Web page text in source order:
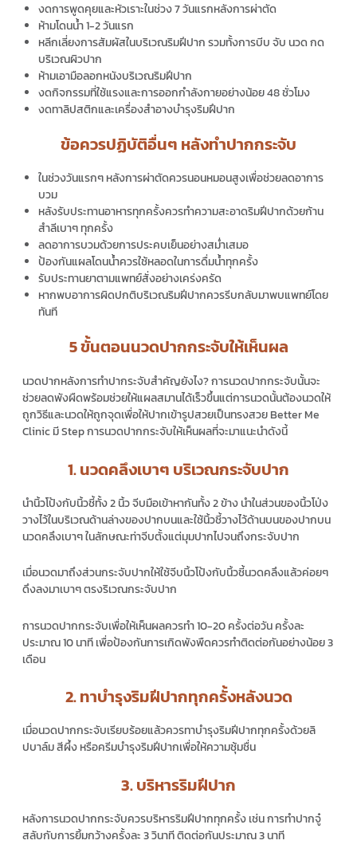
งดการพูดคุยและหัวเราะในช่วง 7 วันแรกหลังการผ่าตัด
ห้ามโดนน้ำ 1-2 วันแรก
หลีกเลี่ยงการสัมผัสในบริเวณริมฝีปาก รวมทั้งการบีบ จับ นวด กด
บริเวณผิวปาก
ห้ามเอามือลอกหนังบริเวณริมฝีปาก
งดกิจกรรมที่ใช้แรงและการออกกำลังกายอย่างน้อย 48 ชั่วโมง
งดทาลิปสติกและเครื่องสำอางบำรุงริมฝึปาก
ข้อควรปฏิบัติอื่นๆ หลังทำปากกระจับ
ในช่วงวันแรกๆ หลังการผ่าตัดควรนอนหมอนสูงเพื่อช่วยลดอาการ
บวม
หลังรับประทานอาหารทุกครั้งควรทำความสะอาดริมฝีปากด้วยก้าน
สำลีเบาๆ ทุกครั้ง
ลดอาการบวมด้วยการประคบเย็นอย่างสม่ำเสมอ
ป้องกันแผลโดนน้ำควรใช้หลอดในการดื่มน้ำทุกครั้ง
รับประทานยาตามแพทย์สั่งอย่างเคร่งครัด
หากพบอาการผิดปกติบริเวณริมฝีปากควรรีบกลับมาพบแพทย์โดย
ทันที
5 ขั้นตอนนวดปากกระจับให้เห็นผล
นวดปากหลังการทำปากระจับสำคัญยังไง? การนวดปากกระจับนั้นจะ
ช่วยลดพังผืดพร้อมช่วยให้แผลสมานได้เร็วขึ้นแต่การนวดนั้นต้องนวดให้
ถูกวิธีและนวดให้ถูกจุดเพื่อให้ปากเข้ารูปสวยเป็นทรงสวย Better Me
Clinic มี Step การนวดปากกระจับให้เห็นผลที่จะมาแนะนำดังนี้
1. นวดคลึงเบาๆ บริเวณกระจับปาก
นำนิ้วโป้งกับนิ้วชี้ทั้ง 2 นิ้ว จีบมือเข้าหากันทั้ง 2 ข้าง นำในส่วนของนิ้วโป่ง
วางไว้ในบริเวณด้านล่างของปากบนและใช้นิ้วชี้วางไว้ด้านบนของปากบน
นวดคลึงเบาๆ ในลักษณะท่าจีบตั้งแต่มุมปากไปจนถึงกระจับปาก
เมื่อนวดมาถึงส่วนกระจับปากให้ใช้จีบนิ้วโป้งกับนิ้วชี้นวดคลึงแล้วค่อยๆ
ดึงลงมาเบาๆ ตรงริเวณกระจับปาก
การนวดปากกระจับเพื่อให้เห็นผลควรทำ 10-20 ครั้งต่อวัน ครั้งละ
ประมาณ 10 นาที เพื่อป้องกันการเกิดพังพืดควรทำติดต่อกันอย่างน้อย 3
เดือน
2. ทาบำรุงริมฝีปากทุกครั้งหลังนวด
เมื่อนวดปากกระจับเรียบร้อยแล้วควรทาบำรุงริมฝีปากทุกครั้งด้วยลิ
ปบาล์ม สีผึ้ง หรือครีมบำรุงริมฝีปากเพื่อให้ความชุ้มชื่น
3. บริหารริมฝีปาก
หลังการนวดปากกระจับควรบริหารริมฝีปากทุกครั้ง เช่น การทำปากจู๋
สลับกับการยิ้มกว้างครั้งละ 3 วินาที ติดต่อกันประมาณ 3 นาที